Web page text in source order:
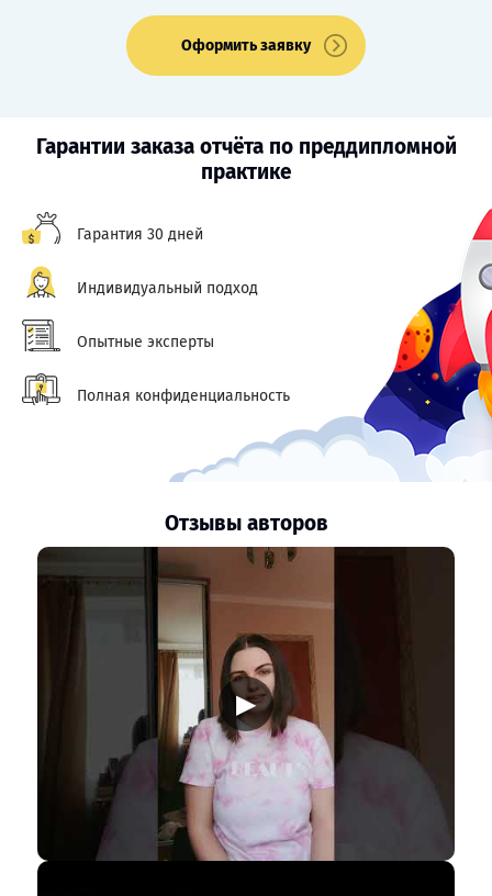
Оформить заявку
Гарантии заказа отчёта по преддипломной
практике
Гарантия 30 дней
Индивидуальный подход
Опытные эксперты
Полная конфиденциальность
Отзывы авторов
▶